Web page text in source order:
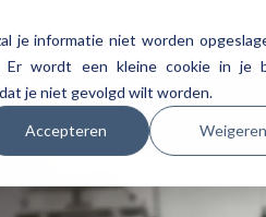
je informatie niet worden
Er wordt een kleine cookie in je
je niet gevolgd wilt worden.
Accepteren Weigeren
Referenties